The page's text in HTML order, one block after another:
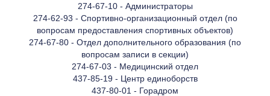
274-67-10 - Администраторы
274-62-93 - Спортивно-организационный отдел (по
вопросам предоставления спортивных объектов)
274-67-80 - Отдел дополнительного образования (по
вопросам записи в секции)
274-67-03 - Медицинский отдел
437-85-19 - Центр единоборств
437-80-01 - Горадром